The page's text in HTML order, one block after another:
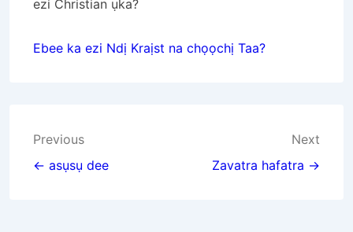
ezi Christian ụka?
Ebee ka ezi Ndị Kraịst na chọọchị Taa?
Post
navigation
Previous
← asụsụ dee
Next
Zavatra hafatra →